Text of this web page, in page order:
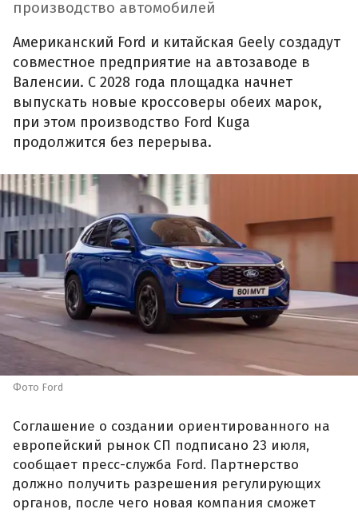
производство автомобилей
Американский Ford и китайская Geely создадут
совместное предприятие на автозаводе в
Валенсии. С 2028 года площадка начнет
выпускать новые кроссоверы обеих марок,
при этом производство Ford Kuga
продолжится без перерыва.
Фото Ford
Соглашение о создании ориентированного на
европейский рынок СП подписано 23 июля,
сообщает пресс-служба Ford. Партнерство
должно получить разрешения регулирующих
органов, после чего новая компания сможет